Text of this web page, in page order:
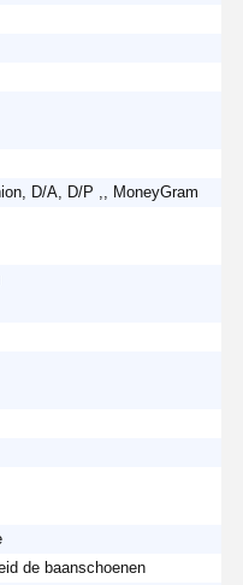
D/A, D/P ,, MoneyGram
de baanschoenen